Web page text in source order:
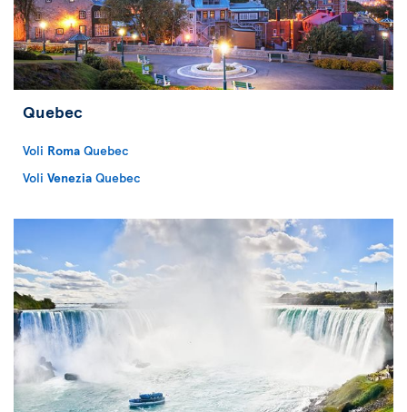
Quebec
Voli Roma Quebec
Voli Venezia Quebec